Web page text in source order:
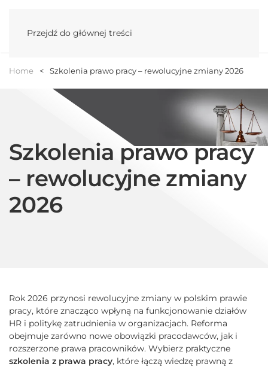
Przejdź do głównej treści
Home Szkolenia prawo pracy – rewolucyjne zmiany 2026
Szkolenia prawo pracy
– rewolucyjne zmiany
2026
Rok 2026 przynosi rewolucyjne zmiany w polskim prawie
pracy, które znacząco wpłyną na funkcjonowanie działów
HR i politykę zatrudnienia w organizacjach. Reforma
obejmuje zarówno nowe obowiązki pracodawców, jak i
rozszerzone prawa pracowników. Wybierz praktyczne
szkolenia z prawa pracy, które łączą wiedzę prawną z